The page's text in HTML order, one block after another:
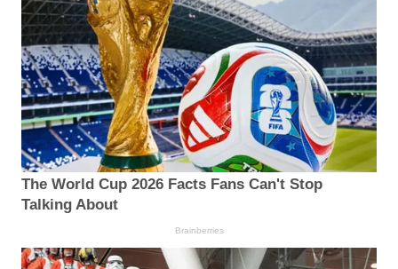
The World Cup 2026 Facts Fans Can't Stop
Talking About
Brainberries